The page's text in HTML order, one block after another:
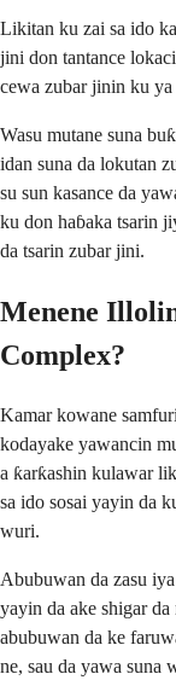
Likitan ku zai sa ido
jini don tantance
cewa zubar jinin ku ya
Wasu mutane suna
idan suna da lokutan
su sun kasance da
ku don haɓaka tsarin
da tsarin zubar jini.
Menene
Complex?
Kamar kowane
kodayake yawancin
a ƙarƙashin kulawar
sa ido sosai yayin da
wuri.
Abubuwan da zasu
yayin da ake shigar
abubuwan da ke
ne, sau da yawa suna